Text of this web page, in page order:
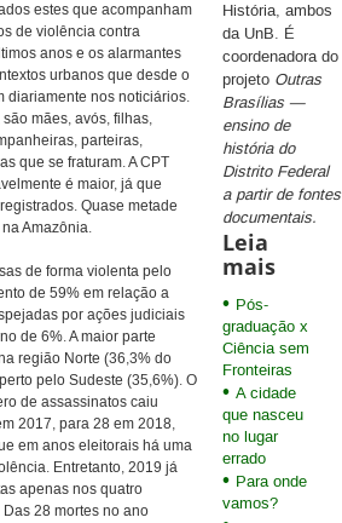
História, ambos
da UnB. É
coordenadora do
projeto Outras
Brasílias —
ensino de
história do
Distrito Federal
a partir de fontes
documentais.
estes que acompanham
de violência contra
anos e os alarmantes
urbanos que desde o
diariamente nos noticiários.
mães, avós, filhas,
parteiras,
que se fraturam. A CPT
é maior, já que
Quase metade
Amazônia.
de forma violenta pelo
de 59% em relação a
por ações judiciais
de 6%. A maior parte
região Norte (36,3% do
pelo Sudeste (35,6%). O
de assassinatos caiu
2017, para 28 em 2018,
em anos eleitorais há uma
Entretanto, 2019 já
apenas nos quatro
28 mortes no ano
Leia
mais
Pós-
graduação x
Ciência sem
Fronteiras
A cidade
que nasceu
no lugar
errado
Para onde
vamos?